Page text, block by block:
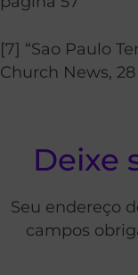
[7] “Sao Paulo
Church News,
Deixe
Seu endereço
campos